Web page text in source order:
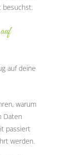
besuchst.
auf deine
warum
Daten
passiert
werden.